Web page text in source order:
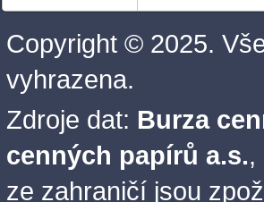
Copyright © 2025.
vyhrazena.
Zdroje dat: Burza
cenných papírů a.s.,
ze zahraničí jsou